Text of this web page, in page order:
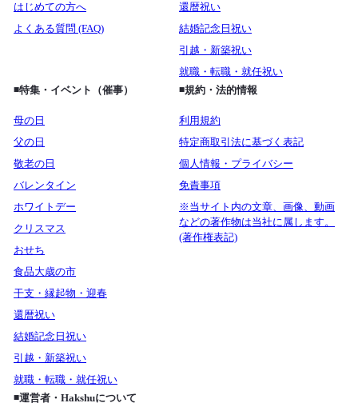
はじめての方へ
よくある質問 (FAQ)
還暦祝い
結婚記念日祝い
引越・新築祝い
就職・転職・就任祝い
◾️特集・イベント（催事）
母の日
父の日
敬老の日
バレンタイン
ホワイトデー
クリスマス
おせち
食品大歳の市
干支・縁起物・迎春
還暦祝い
結婚記念日祝い
引越・新築祝い
就職・転職・就任祝い
◾️規約・法的情報
利用規約
特定商取引法に基づく表記
個人情報・プライバシー
免責事項
※当サイト内の文章、画像、動画
などの著作物は当社に属します。
(著作権表記)
◾️運営者・Hakshuについて